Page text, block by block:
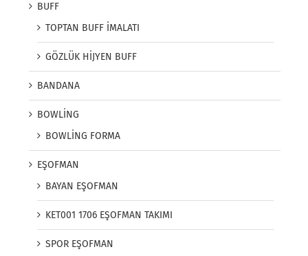
BUFF
TOPTAN BUFF İMALATI
GÖZLÜK HİJYEN BUFF
BANDANA
BOWLİNG
BOWLİNG FORMA
EŞOFMAN
BAYAN EŞOFMAN
KET001 1706 EŞOFMAN TAKIMI
SPOR EŞOFMAN